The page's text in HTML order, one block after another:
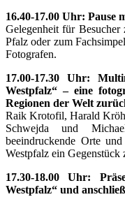
16.40-17.00 Uhr: Pause
Gelegenheit für
Pfalz oder zum
Fotografen.
17.00-17.30 Uhr:
Westpfalz“ – eine
Regionen der Welt
Raik Krotofil, Harald
Schwejda und
beeindruckende Orte
Westpfalz ein Gegenstück
17.30-18.00 Uhr:
Westpfalz“ und